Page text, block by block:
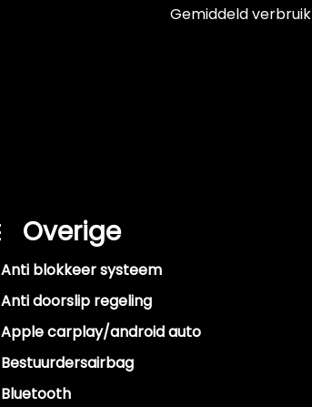
Gemiddeld verbruik
Overige
Anti blokkeer systeem
Anti doorslip regeling
Apple carplay/android auto
Bestuurdersairbag
Bluetooth